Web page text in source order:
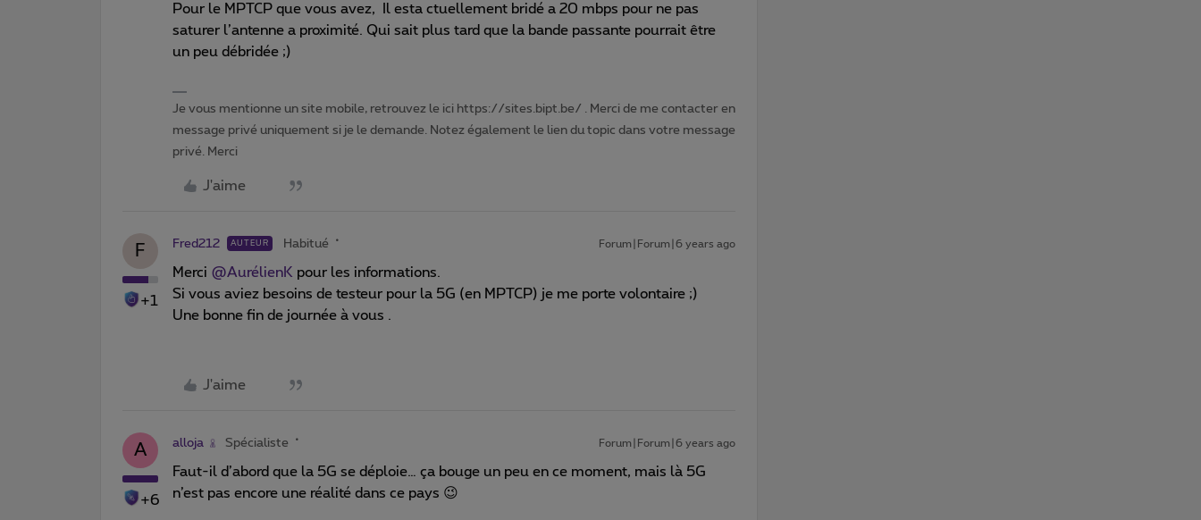
Pour le MPTCP que vous avez, Il esta ctuellement bridé a 20 mbps pour ne pas
saturer l’antenne a proximité. Qui sait plus tard que la bande passante pourrait être
un peu débridée ;)
Je vous mentionne un site mobile, retrouvez le ici https://sites.bipt.be/ . Merci de me contacter en
message privé uniquement si je le demande. Notez également le lien du topic dans votre message
privé. Merci
J'aime
F
+1
Fred212 AUTEUR Habitué Forum|Forum|6 years ago
Merci @AurélienK pour les informations.
Si vous aviez besoins de testeur pour la 5G (en MPTCP) je me porte volontaire ;)
Une bonne fin de journée à vous .
J'aime
A
+6
alloja Spécialiste Forum|Forum|6 years ago
Faut-il d’abord que la 5G se déploie… ça bouge un peu en ce moment, mais là 5G
n’est pas encore une réalité dans ce pays 😉